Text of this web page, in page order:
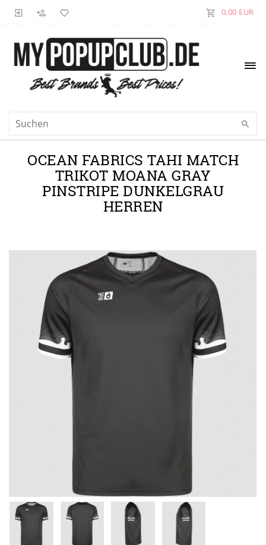
0,00 EUR
OCEAN FABRICS TAHI MATCH
TRIKOT MOANA GRAY
PINSTRIPE DUNKELGRAU
HERREN